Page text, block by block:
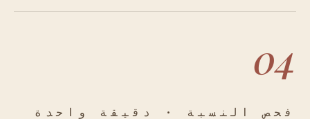
04
فحص النسبة · دقيقة واحدة